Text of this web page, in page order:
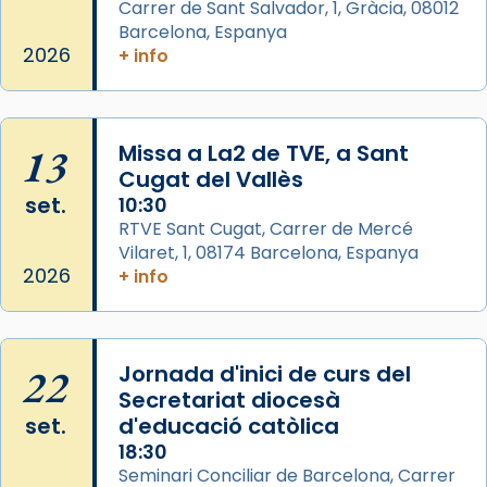
Aquest dilluns, 27 de juliol, ha tingut lloc la
missa d’acció de gràcies en agraïment al
L’arquebisbe de Barcelona, el cardenal Joan
Josep Omella, ha presidit la missa i l’ha
concelebrat el bisbe auxiliar de Barcelona,
Mons. David Abadías.
📸 Dr. G. Simón
Arquebisbat de Barcelona
2 weeks ago
Memòria de les santes Juliana i
2026
Carrer de Sant Salvador, 1, Gràcia, 08012
Barcelona, Espanya
+ info
13
set.
2026
Missa a La2 de TVE, a Sant
Cugat del Vallès
10:30
RTVE Sant Cugat, Carrer de Mercé
Vilaret, 1, 08174 Barcelona, Espanya
+ info
22
set.
Jornada d'inici de curs del
Secretariat diocesà
d'educació catòlica
18:30
Seminari Conciliar de Barcelona, Carrer